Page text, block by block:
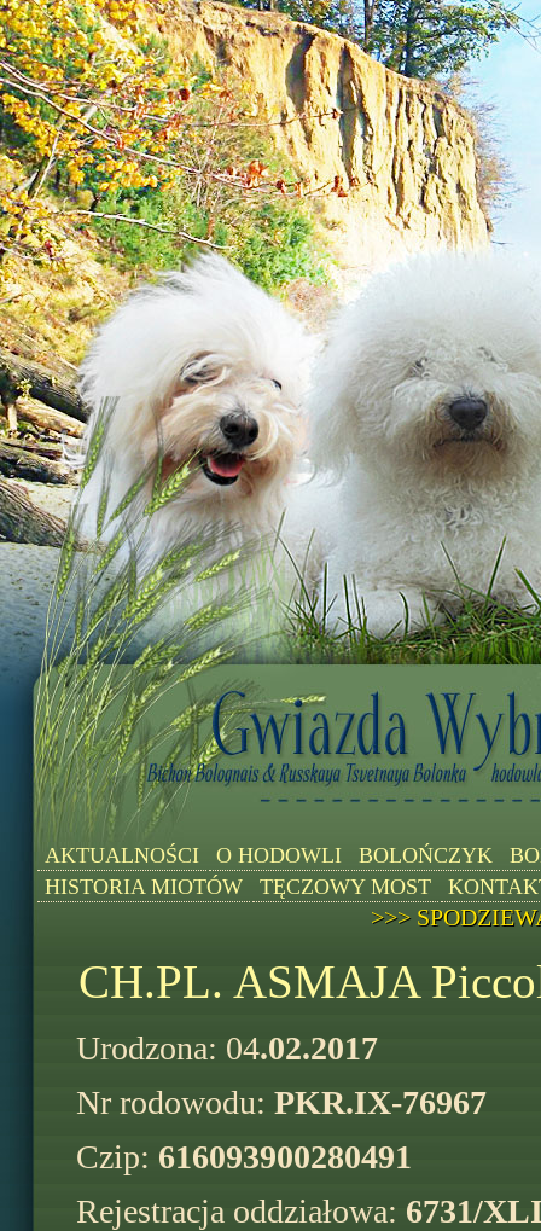
AKTUALNOŚCI O HODOWLI BOLOŃCZYK
HISTORIA MIOTÓW
TĘCZOWY MOST
>>>
CH.PL. ASMAJA
Urodzona: 04.02.2017
Nr rodowodu: PKR.IX-76967
Czip: 616093900280491
Rejestracja oddziałowa: 6731/